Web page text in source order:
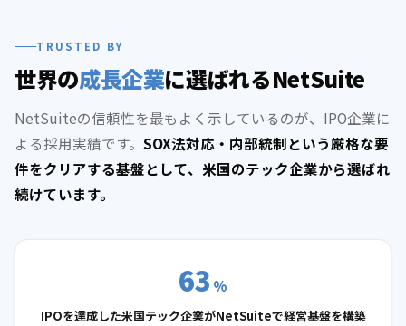
TRUSTED BY
世界の成長企業に選ばれるNetSuite
NetSuiteの信頼性を最もよく示しているのが、IPO企業に
よる採用実績です。 SOX法対応・内部統制という厳格な要
件をクリアする基盤として、米国のテック企業から選ばれ
続けています。
63 %
IPOを達成した米国テック企業がNetSuiteで経営基盤を構築